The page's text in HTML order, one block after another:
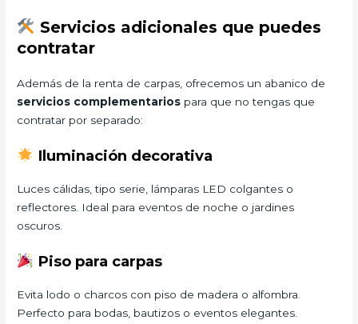
Servicios adicionales que puedes
contratar
Además de la renta de carpas, ofrecemos un abanico de
servicios complementarios para que no tengas que
contratar por separado:
Iluminación decorativa
Luces cálidas, tipo serie, lámparas LED colgantes o
reflectores. Ideal para eventos de noche o jardines
oscuros.
Piso para carpas
Evita lodo o charcos con piso de madera o alfombra.
Perfecto para bodas, bautizos o eventos elegantes.